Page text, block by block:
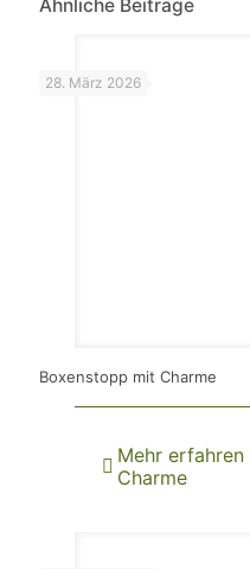
Ähnliche Beiträge
28. März 2026
Boxenstopp mit Charme
Mehr erfahren
Charme